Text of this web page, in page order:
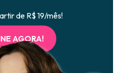
de R$ 19/mês!
AGORA!